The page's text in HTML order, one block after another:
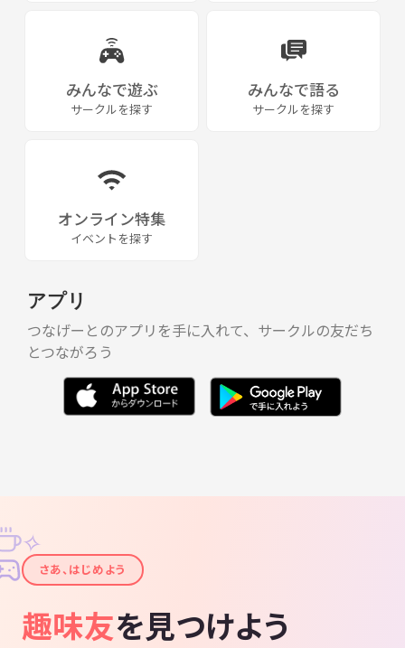
みんなで遊ぶ
サークルを探す
みんなで語る
サークルを探す
オンライン特集
イベントを探す
アプリ
つなげーとのアプリを手に入れて、サークルの友だち
とつながろう
✦
✧
さあ、はじめよう
趣味友を見つけよう